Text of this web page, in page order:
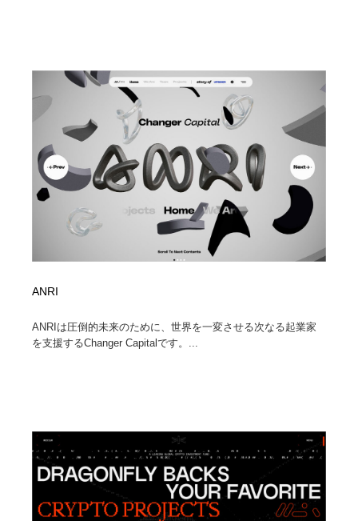
ANRI
ANRIは圧倒的未来のために、世界を一変させる次なる起業家
を支援するChanger Capitalです。...